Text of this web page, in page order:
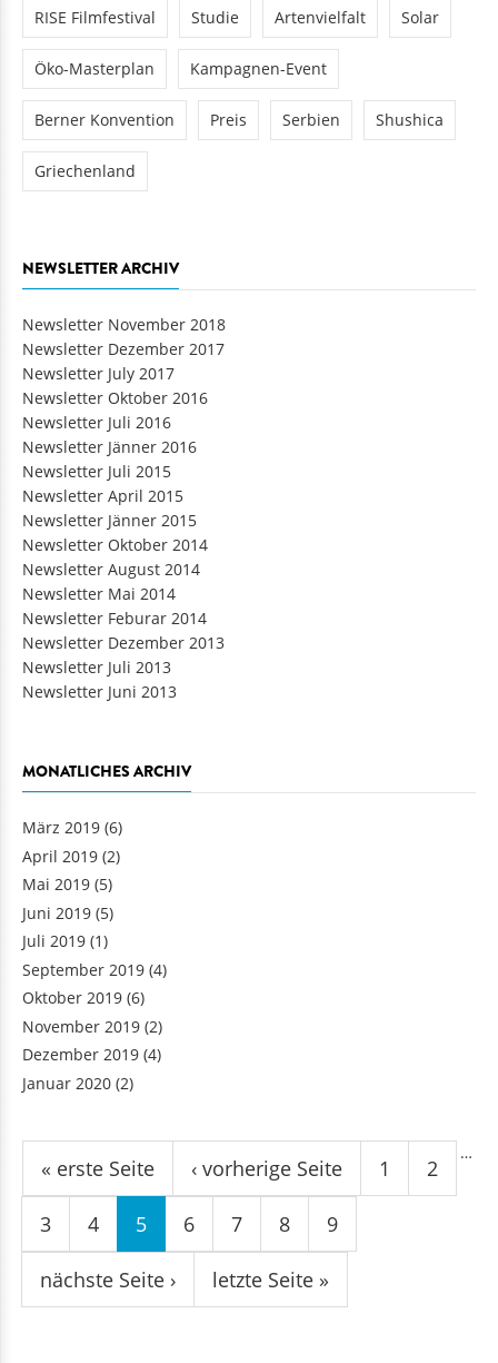
RISE Filmfestival Studie Artenvielfalt Solar
Öko-Masterplan Kampagnen-Event
Berner Konvention Preis Serbien Shushica
Griechenland
NEWSLETTER ARCHIV
Newsletter November 2018
Newsletter Dezember 2017
Newsletter July 2017
Newsletter Oktober 2016
Newsletter Juli 2016
Newsletter Jänner 2016
Newsletter Juli 2015
Newsletter April 2015
Newsletter Jänner 2015
Newsletter Oktober 2014
Newsletter August 2014
Newsletter Mai 2014
Newsletter Feburar 2014
Newsletter Dezember 2013
Newsletter Juli 2013
Newsletter Juni 2013
MONATLICHES ARCHIV
März 2019 (6)
April 2019 (2)
Mai 2019 (5)
Juni 2019 (5)
Juli 2019 (1)
September 2019 (4)
Oktober 2019 (6)
November 2019 (2)
Dezember 2019 (4)
Januar 2020 (2)
Seiten
« erste Seite ‹ vorherige Seite 1 2
3 4 5 6 7 8 9
…
nächste Seite › letzte Seite »